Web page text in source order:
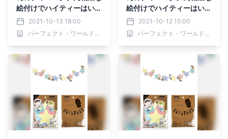
絵付けでハイティーはいか
がでしょうか？２色展開
で。
2021-10-13 18:00
パーフェクト・ワールド株式会社
絵付けでハイティーはいか
がでしょうか？２色展開
で。
2021-10-12 15:00
パーフェクト・ワールド株式会社